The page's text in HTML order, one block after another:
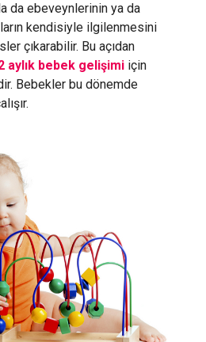
da ebeveynlerinin ya da
kendisiyle ilgilenmesini
çıkarabilir. Bu açıdan
aylık bebek gelişimiiçin
Bebekler bu dönemde